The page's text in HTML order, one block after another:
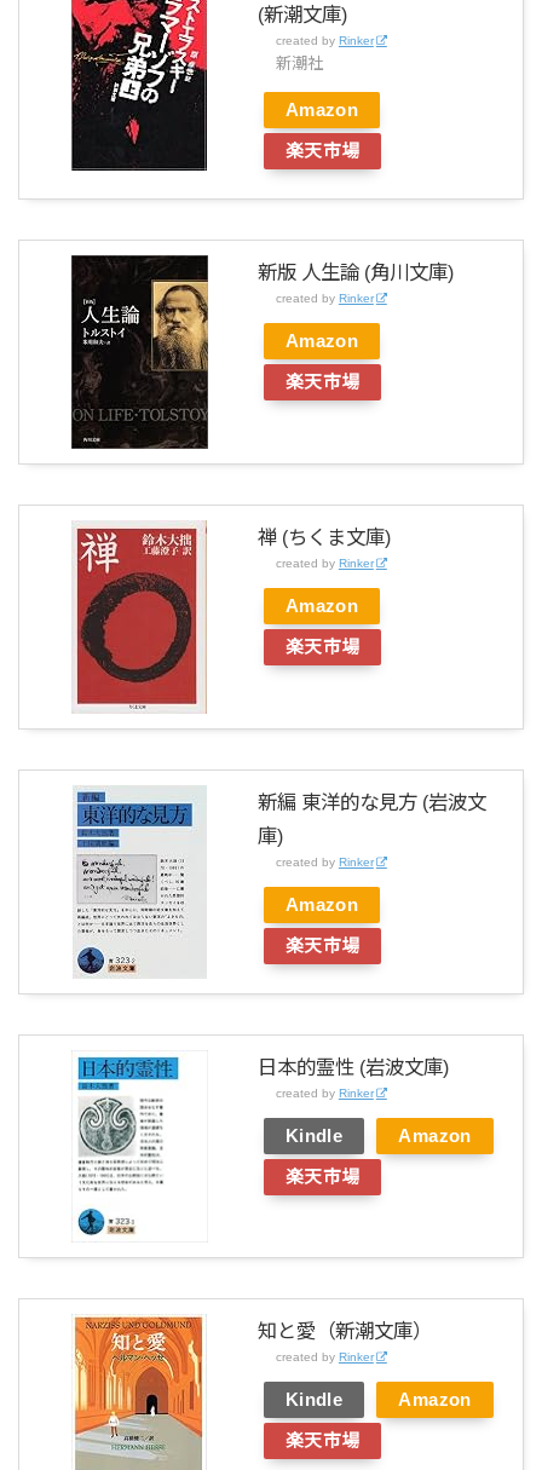
(新潮文庫)
created by Rinker
新潮社
Amazon
楽天市場
新版 人生論 (角川文庫)
created by Rinker
Amazon
楽天市場
禅 (ちくま文庫)
created by Rinker
Amazon
楽天市場
新編 東洋的な見方 (岩波文
庫)
created by Rinker
Amazon
楽天市場
日本的霊性 (岩波文庫)
created by Rinker
Kindle Amazon
楽天市場
知と愛（新潮文庫）
created by Rinker
Kindle Amazon
楽天市場